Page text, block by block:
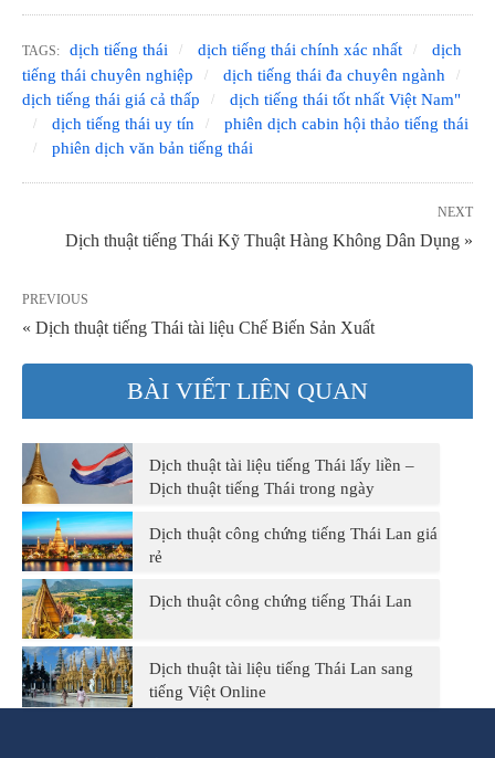
TAGS: dịch tiếng thái dịch tiếng thái chính xác nhất
dịch
tiếng thái chuyên nghiệp
dịch tiếng thái đa chuyên ngành
dịch tiếng thái giá cả thấp
dịch tiếng thái tốt nhất Việt Nam"
dịch tiếng thái uy tín
phiên dịch cabin hội thảo tiếng thái
phiên dịch văn bản tiếng thái
NEXT
Dịch thuật tiếng Thái Kỹ Thuật Hàng Không Dân Dụng »
PREVIOUS
« Dịch thuật tiếng Thái tài liệu Chế Biến Sản Xuất
BÀI VIẾT LIÊN QUAN
Dịch thuật tài liệu tiếng Thái lấy liền –
Dịch thuật tiếng Thái trong ngày
Dịch thuật công chứng tiếng Thái Lan giá
rẻ
Dịch thuật công chứng tiếng Thái Lan
Dịch thuật tài liệu tiếng Thái Lan sang
tiếng Việt Online